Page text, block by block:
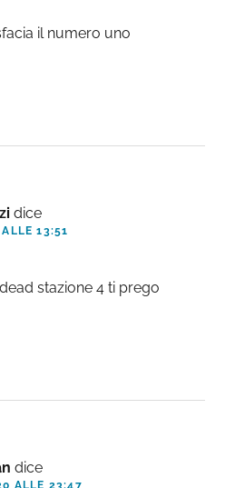
il numero uno
dice
13:51
stazione 4 ti prego
dice
ALLE 23:47